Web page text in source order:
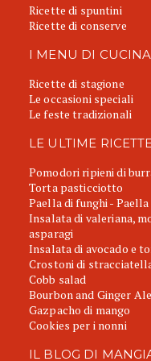
Ricette di spuntini
Ricette di conserve
I MENU DI
Ricette di stagione
Le occasioni speciali
Le feste tradizionali
LE ULTIME
Pomodori ripieni di
Torta pasticciotto
Paella di funghi -
Insalata di valeriana,
asparagi
Insalata di avocado e
Crostoni di
Cobb salad
Bourbon and Ginger Ale
Gazpacho di mango
Cookies per i nonni
IL BLOG DI